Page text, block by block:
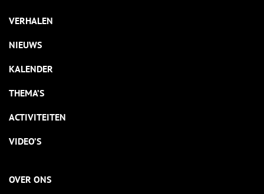
VERHALEN
NIEUWS
KALENDER
THEMA’S
ACTIVITEITEN
VIDEO’S
OVER ONS